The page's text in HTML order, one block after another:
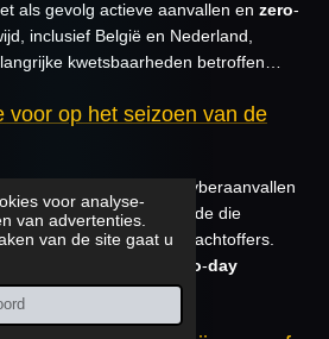
voor analyse-
van advertenties.
van de site gaat u
als gevolg actieve aanvallen en zero-
inclusief België en Nederland,
kwetsbaarheden betroffen…
voor op het seizoen van de
op het seizoen van de cyberaanvallen
de toenemende waarde die
aan de gegevens van slachtoffers.
richten zich op
zero-day